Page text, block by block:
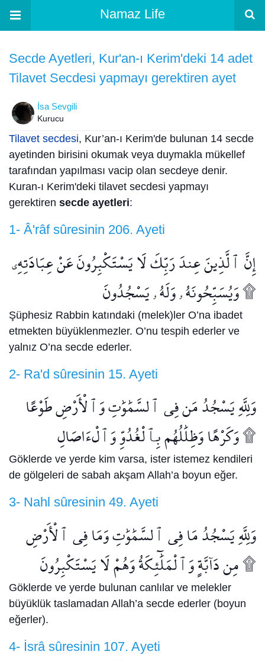
Namaz Life
Secde Ayetleri, Kur'an-ı Kerim'deki 14 adet
Tilavet Secdesi yapmayı gerektiren ayet
İsa Sevgili
Kurucu
Tilavet secdesi, Kur’an-ı Kerim'de bulunan 14 secde
ayetinden birisini okumak veya duymakla mükellef
tarafından yapılması vacip olan secdeye denir.
Kuran-ı Kerim'deki tilavet secdesi yapmayı
gerektiren secde ayetleri:
1- Â'râf sûresinin 206. Ayeti
إِنَّ ٱلَّذِينَ عِندَ رَبِّكَ لَا يَسْتَكْبِرُونَ عَنْ عِبَادَتِهِۦ
وَيُسَبِّحُونَهُۥ وَلَهُۥ يَسْجُدُونَ ۩
Şüphesiz Rabbin katındaki (melek)ler O’na ibadet
etmekten büyüklenmezler. O’nu tespih ederler ve
yalnız O’na secde ederler.
2- Ra'd sûresinin 15. Ayeti
وَلِلَّهِ يَسْجُدُ مَن فِى ٱلسَّمَٰوَٰتِ وَٱلْأَرْضِ طَوْعًا
وَكَرْهًا وَظِلَٰلُهُم بِٱلْغُدُوِّ وَٱلْءَاصَالِ ۩
Göklerde ve yerde kim varsa, ister istemez kendileri
de gölgeleri de sabah akşam Allah’a boyun eğer.
3- Nahl sûresinin 49. Ayeti
وَلِلَّهِ يَسْجُدُ مَا فِى ٱلسَّمَٰوَٰتِ وَمَا فِى ٱلْأَرْضِ
مِن دَآبَّةٍ وَٱلْمَلَٰٓئِكَةُ وَهُمْ لَا يَسْتَكْبِرُونَ ۩
Göklerde ve yerde bulunan canlılar ve melekler
büyüklük taslamadan Allah’a secde ederler (boyun
eğerler).
4- İsrâ sûresinin 107. Ayeti